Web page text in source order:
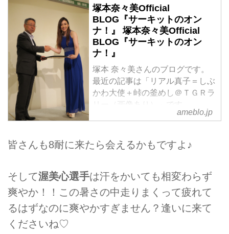
塚本奈々美Official
BLOG『サーキットのオン
ナ！』 塚本奈々美Official
BLOG『サーキットのオン
ナ！』
塚本 奈々美さんのブログです。
最近の記事は「リアル真子＝しぶ
かわ大使＋峠の釜めし＠ＴＧＲラ
リー（画像あり）」です。
ameblo.jp
皆さんも8耐に来たら会えるかもですよ♪
そして渥美心選手は汗をかいても相変わらず
爽やか！！この暑さの中走りまくって疲れて
るはずなのに爽やかすぎません？逢いに来て
くださいね♡